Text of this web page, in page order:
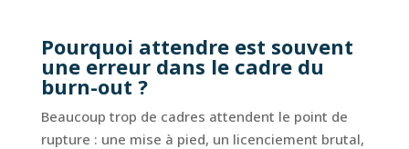
Pourquoi attendre est souvent
une erreur dans le cadre du
burn-out ?
Beaucoup trop de cadres attendent le point de
rupture : une mise à pied, un licenciement brutal,